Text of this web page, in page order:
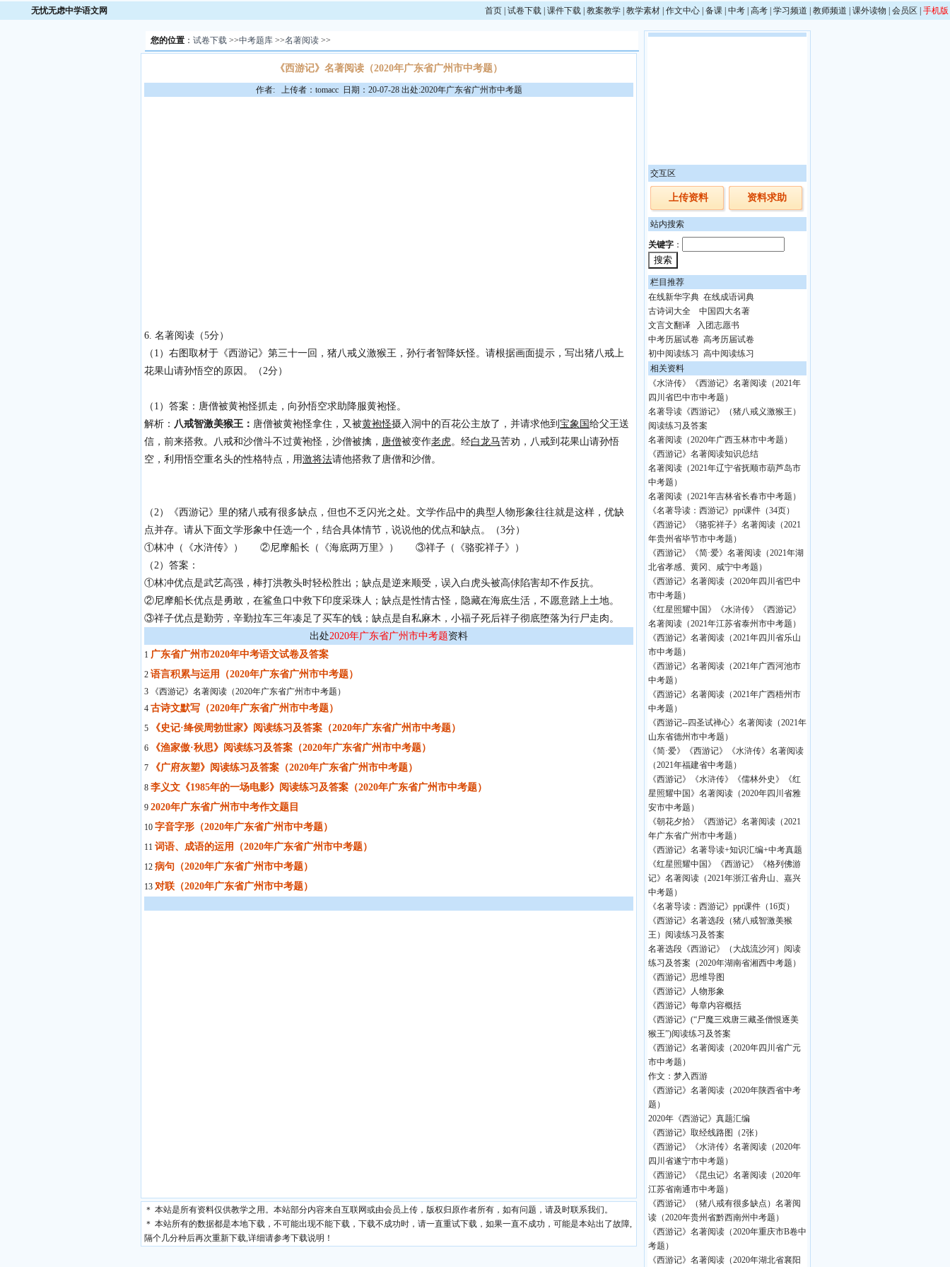
无忧无虑中学语文网 首页 试卷下载 课件下载 教案教学 教学素材 作文中心 备课 中考 高考 学习频道 教师频道 课外读物 会员区 手机版
您的位置： 试卷下载>>中考题库>>名著阅读>>
《西游记》名著阅读（2020年广东省广州市中考题）
作者: 上传者：tomacc 日期：20-07-28 出处:2020年广东省广州市中考题
6. 名著阅读（5分）
（1）右图取材于《西游记》第三十一回，猪八戒义激猴王，孙行者智降妖怪。请根据画面提示，写出猪八戒上
花果山请孙悟空的原因。（2分）
（1）答案：唐僧被黄袍怪抓走，向孙悟空求助降服黄袍怪。
解析： 八戒智激美猴王： 唐僧被黄袍怪拿住，又被黄袍怪摄入洞中的百花公主放了，并请求他到 宝象国 给父王送
信，前来搭救。八戒和沙僧斗不过黄袍怪，沙僧被擒， 唐僧被变作老虎。经白龙马苦劝，八戒到花果山请孙悟
空，利用悟空重名头的性格特点，用激将法请他搭救了唐僧和沙僧。
（2）《西游记》里的猪八戒有很多缺点，但也不乏闪光之处。文学作品中的典型人物形象往往就是这样，优缺
点并存。请从下面文学形象中任选一个，结合具体情节，说说他的优点和缺点。（3分）
①林冲（《水浒传》） ②尼摩船长（《海底两万里》） ③祥子（《骆驼祥子》）
（2）答案：
①林冲优点是武艺高强，棒打洪教头时轻松胜出；缺点是逆来顺受，误入白虎头被高俅陷害却不作反抗。
②尼摩船长优点是勇敢，在鲨鱼口中救下印度采珠人；缺点是性情古怪，隐藏在海底生活，不愿意踏上土地。
③祥子优点是勤劳，辛勤拉车三年凑足了买车的钱；缺点是自私麻木，小福子死后祥子彻底堕落为行尸走肉。
出处2020年广东省广州市中考题资料
1 广东省广州市2020年中考语文试卷及答案
2 语言积累与运用（2020年广东省广州市中考题）
3 《西游记》名著阅读（2020年广东省广州市中考题）
4 古诗文默写（2020年广东省广州市中考题）
5 《史记·绛侯周勃世家》阅读练习及答案（2020年广东省广州市中考题）
6 《渔家傲·秋思》阅读练习及答案（2020年广东省广州市中考题）
7 《广府灰塑》阅读练习及答案（2020年广东省广州市中考题）
8 李义文《1985年的一场电影》阅读练习及答案（2020年广东省广州市中考题）
9 2020年广东省广州市中考作文题目
10 字音字形（2020年广东省广州市中考题）
11 词语、成语的运用（2020年广东省广州市中考题）
12 病句（2020年广东省广州市中考题）
13 对联（2020年广东省广州市中考题）
＊ 本站是所有资料仅供教学之用。本站部分内容来自互联网或由会员上传，版权归原作者所有，如有问题，请及时联系我们。
＊ 本站所有的数据都是本地下载，不可能出现不能下载，下载不成功时，请一直重试下载，如果一直不成功，可能是本站出了故障,
隔个几分种后再次重新下载,详细请参考下载说明！
交互区
上传资料 资料求助
站内搜索
关键字 ：
栏目推荐
在线新华字典 在线成语词典
古诗词大全
中国四大名著
文言文翻译
入团志愿书
中考历届试卷 高考历届试卷
初中阅读练习
高中阅读练习
相关资料
《水浒传》《西游记》名著阅读（2021年
四川省巴中市中考题）
名著导读《西游记》（猪八戒义激猴王）
阅读练习及答案
名著阅读（2020年广西玉林市中考题）
《西游记》名著阅读知识总结
名著阅读（2021年辽宁省抚顺市葫芦岛市
中考题）
名著阅读（2021年吉林省长春市中考题）
《名著导读：西游记》ppt课件（34页）
《西游记》《骆驼祥子》名著阅读（2021
年贵州省毕节市中考题）
《西游记》《简·爱》名著阅读（2021年湖
北省孝感、黄冈、咸宁中考题）
《西游记》名著阅读（2020年四川省巴中
市中考题）
《红星照耀中国》《水浒传》《西游记》
名著阅读（2021年江苏省泰州市中考题）
《西游记》名著阅读（2021年四川省乐山
市中考题）
《西游记》名著阅读（2021年广西河池市
中考题）
《西游记》名著阅读（2021年广西梧州市
中考题）
《西游记--四圣试禅心》名著阅读（2021年
山东省德州市中考题）
《简·爱》《西游记》《水浒传》名著阅读
（2021年福建省中考题）
《西游记》《水浒传》《儒林外史》《红
星照耀中国》名著阅读（2020年四川省雅
安市中考题）
《朝花夕拾》《西游记》名著阅读（2021
年广东省广州市中考题）
《西游记》名著导读+知识汇编+中考真题
《红星照耀中国》《西游记》《格列佛游
记》名著阅读（2021年浙江省舟山、嘉兴
中考题）
《名著导读：西游记》ppt课件（16页）
《西游记》名著选段（猪八戒智激美猴
王）阅读练习及答案
名著选段《西游记》（大战流沙河）阅读
练习及答案（2020年湖南省湘西中考题）
《西游记》思维导图
《西游记》人物形象
《西游记》每章内容概括
《西游记》(“尸魔三戏唐三藏圣僧恨逐美
猴王”)阅读练习及答案
《西游记》名著阅读（2020年四川省广元
市中考题）
作文：梦入西游
《西游记》名著阅读（2020年陕西省中考
题）
2020年《西游记》真题汇编
《西游记》取经线路图（2张）
《西游记》《水浒传》名著阅读（2020年
四川省遂宁市中考题）
《西游记》《昆虫记》名著阅读（2020年
江苏省南通市中考题）
《西游记》（猪八戒有很多缺点）名著阅
读（2020年贵州省黔西南州中考题）
《西游记》名著阅读（2020年重庆市B卷中
考题）
《西游记》名著阅读（2020年湖北省襄阳